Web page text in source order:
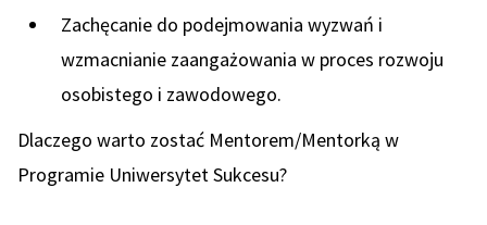
Zachęcanie do podejmowania wyzwań i
wzmacnianie zaangażowania w proces rozwoju
osobistego i zawodowego.
Dlaczego warto zostać Mentorem/Mentorką w
Programie Uniwersytet Sukcesu?